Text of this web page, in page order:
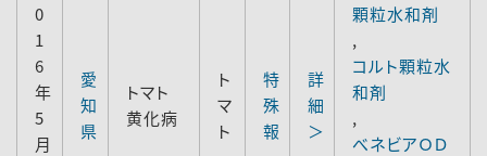
0
1
6
年
5
月
愛
知
県
トマト
黄化病
ト
マ
ト
特
殊
報
詳
細
＞
顆粒水和剤
,
コルト顆粒水
和剤
,
べネビアＯＤ